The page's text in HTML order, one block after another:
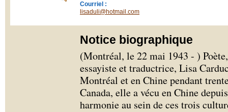
Courriel :
lisaduli@hotmail.com
Notice biographique
(Montréal, le 22 mai 1943 - )
essayiste et traductrice, Lisa
Montréal et en Chine pendant
Canada, elle a vécu en Chine
harmonie au sein de ces trois